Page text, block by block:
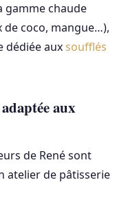
gamme chaude
de coco, mangue…),
dédiée auxsoufflés
aux
de René sont
atelier de pâtisserie